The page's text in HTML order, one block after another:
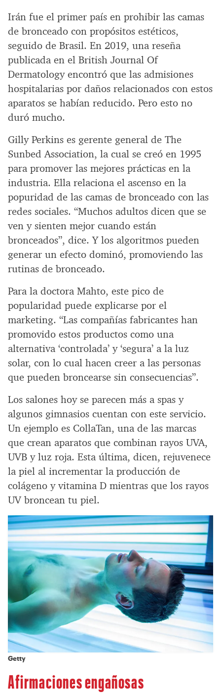
Irán fue el primer país en prohibir las camas
de bronceado con propósitos estéticos,
seguido de Brasil. En 2019, una reseña
publicada en el British Journal Of
Dermatology encontró que las admisiones
hospitalarias por daños relacionados con estos
aparatos se habían reducido. Pero esto no
duró mucho.
Gilly Perkins es gerente general de The
Sunbed Association, la cual se creó en 1995
para promover las mejores prácticas en la
industria. Ella relaciona el ascenso en la
popuridad de las camas de bronceado con las
redes sociales. “Muchos adultos dicen que se
ven y sienten mejor cuando están
bronceados”, dice. Y los algoritmos pueden
generar un efecto dominó, promoviendo las
rutinas de bronceado.
Para la doctora Mahto, este pico de
popularidad puede explicarse por el
marketing. “Las compañías fabricantes han
promovido estos productos como una
alternativa ‘controlada’ y ‘segura’ a la luz
solar, con lo cual hacen creer a las personas
que pueden broncearse sin consecuencias”.
Los salones hoy se parecen más a spas y
algunos gimnasios cuentan con este servicio.
Un ejemplo es CollaTan, una de las marcas
que crean aparatos que combinan rayos UVA,
UVB y luz roja. Esta última, dicen, rejuvenece
la piel al incrementar la producción de
colágeno y vitamina D mientras que los rayos
UV broncean tu piel.
Getty
Afirmaciones engañosas